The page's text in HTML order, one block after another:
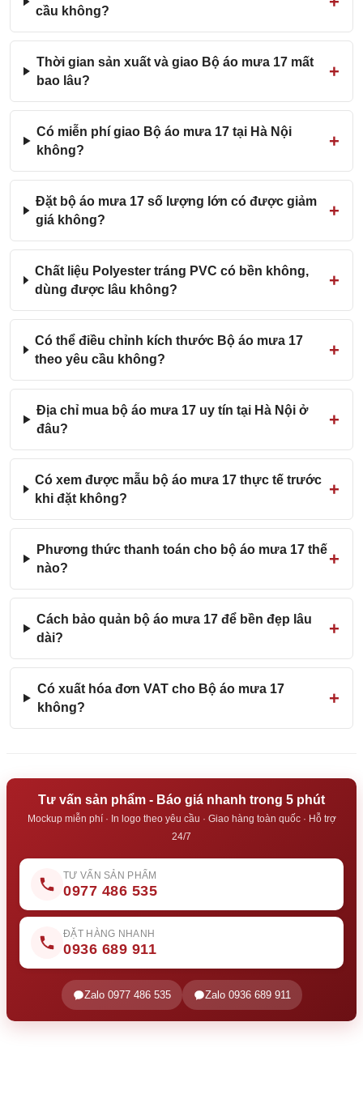
cầu không?
Thời gian sản xuất và giao Bộ áo mưa 17 mất
bao lâu?
Có miễn phí giao Bộ áo mưa 17 tại Hà Nội
không?
Đặt bộ áo mưa 17 số lượng lớn có được giảm
giá không?
Chất liệu Polyester tráng PVC có bền không,
dùng được lâu không?
Có thể điều chỉnh kích thước Bộ áo mưa 17
theo yêu cầu không?
Địa chỉ mua bộ áo mưa 17 uy tín tại Hà Nội ở
đâu?
Có xem được mẫu bộ áo mưa 17 thực tế trước
khi đặt không?
Phương thức thanh toán cho bộ áo mưa 17 thế
nào?
Cách bảo quản bộ áo mưa 17 để bền đẹp lâu
dài?
Có xuất hóa đơn VAT cho Bộ áo mưa 17
không?
Tư vấn sản phẩm - Báo giá nhanh trong 5 phút
Mockup miễn phí · In logo theo yêu cầu · Giao hàng toàn quốc · Hỗ trợ
24/7
TƯ VẤN SẢN PHẨM
0977 486 535
ĐẶT HÀNG NHANH
0936 689 911
Zalo 0977 486 535 Zalo 0936 689 911